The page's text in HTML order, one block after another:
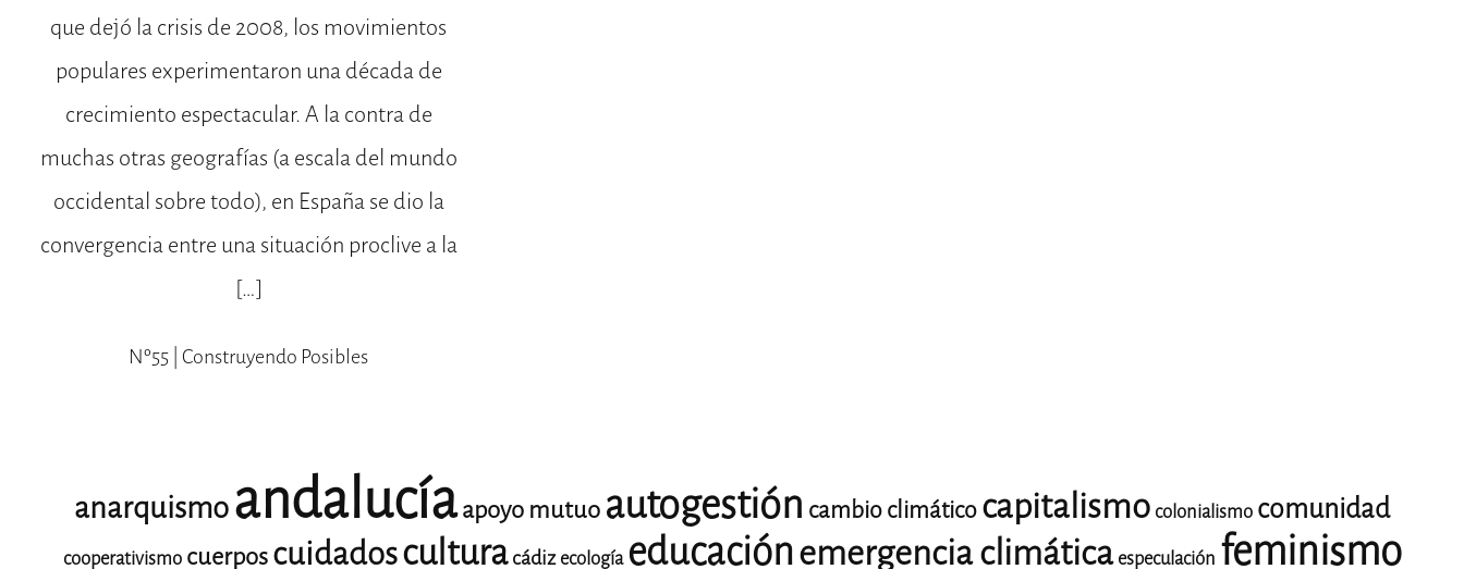
que dejó la crisis de 2008, los movimientos
populares experimentaron una década de
crecimiento espectacular. A la contra de
muchas otras geografías (a escala del mundo
occidental sobre todo), en España se dio la
convergencia entre una situación proclive a la
[…]
Nº55 | Construyendo Posibles
anarquismoandalucíaapoyo mutuo autogestión cambio climáticocapitalismo colonialismo comunidad
cooperativismo cuerposcuidadoscultura cádiz ecología educaciónemergencia climática especulación feminismo